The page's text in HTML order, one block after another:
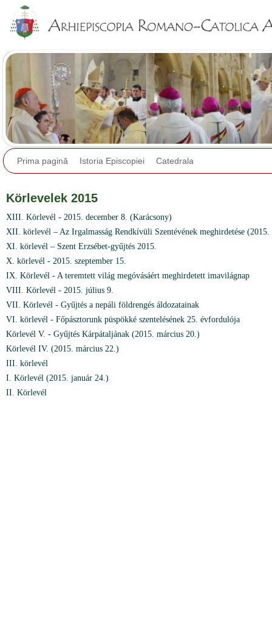
Prima pagină Istoria Episcopiei Catedrala
Körlevelek 2015
XIII. Körlevél - 2015. december 8. (Karácsony)
XII. körlevél – Az Irgalmasság Rendkívüli Szentévének meghirdetése
XI. körlevél – Szent Erzsébet-gyűjtés 2015.
X. körlevél - 2015. szeptember 15.
IX. Körlevél - A teremtett világ megóvásáért meghirdetett imavilágnap
VIII. Körlevél - 2015. július 9.
VII. Körlevél - Gyűjtés a nepáli földrengés áldozatainak
VI. körlevél - Főpásztorunk püspökké szentelésének 25. évfordulója
Körlevél V. - Gyűjtés Kárpátaljának (2015. március 20.)
Körlevél IV. (2015. március 22.)
III. körlevél
I. Körlevél (2015. január 24.)
II. Körlevél